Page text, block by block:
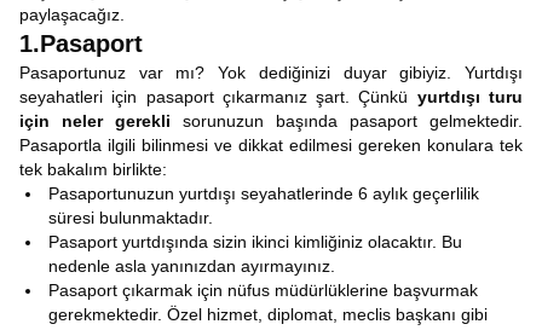
paylaşacağız.
1.Pasaport
Pasaportunuz var mı? Yok dediğinizi duyar gibiyiz. Yurtdışı
seyahatleri için pasaport çıkarmanız şart. Çünkü yurtdışı turu
için neler gerekli sorunuzun başında pasaport gelmektedir.
Pasaportla ilgili bilinmesi ve dikkat edilmesi gereken konulara tek
tek bakalım birlikte:
Pasaportunuzun yurtdışı seyahatlerinde 6 aylık geçerlilik
süresi bulunmaktadır.
Pasaport yurtdışında sizin ikinci kimliğiniz olacaktır. Bu
nedenle asla yanınızdan ayırmayınız.
Pasaport çıkarmak için nüfus müdürlüklerine başvurmak
gerekmektedir. Özel hizmet, diplomat, meclis başkanı gibi